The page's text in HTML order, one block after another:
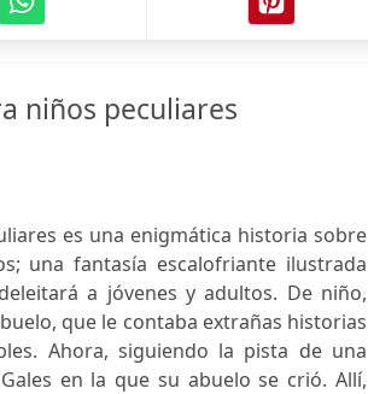
niños peculiares
es una enigmática historia sobre
una fantasía escalofriante ilustrada
a jóvenes y adultos. De niño,
que le contaba extrañas historias
Ahora, siguiendo la pista de una
en la que su abuelo se crió. Allí,